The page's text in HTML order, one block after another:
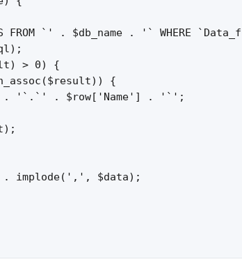
FROM `' . $db_name . '` WHERE
> 0) {
{
. '`.`' . $row['Name'] . '`';
' . implode(',', $data);